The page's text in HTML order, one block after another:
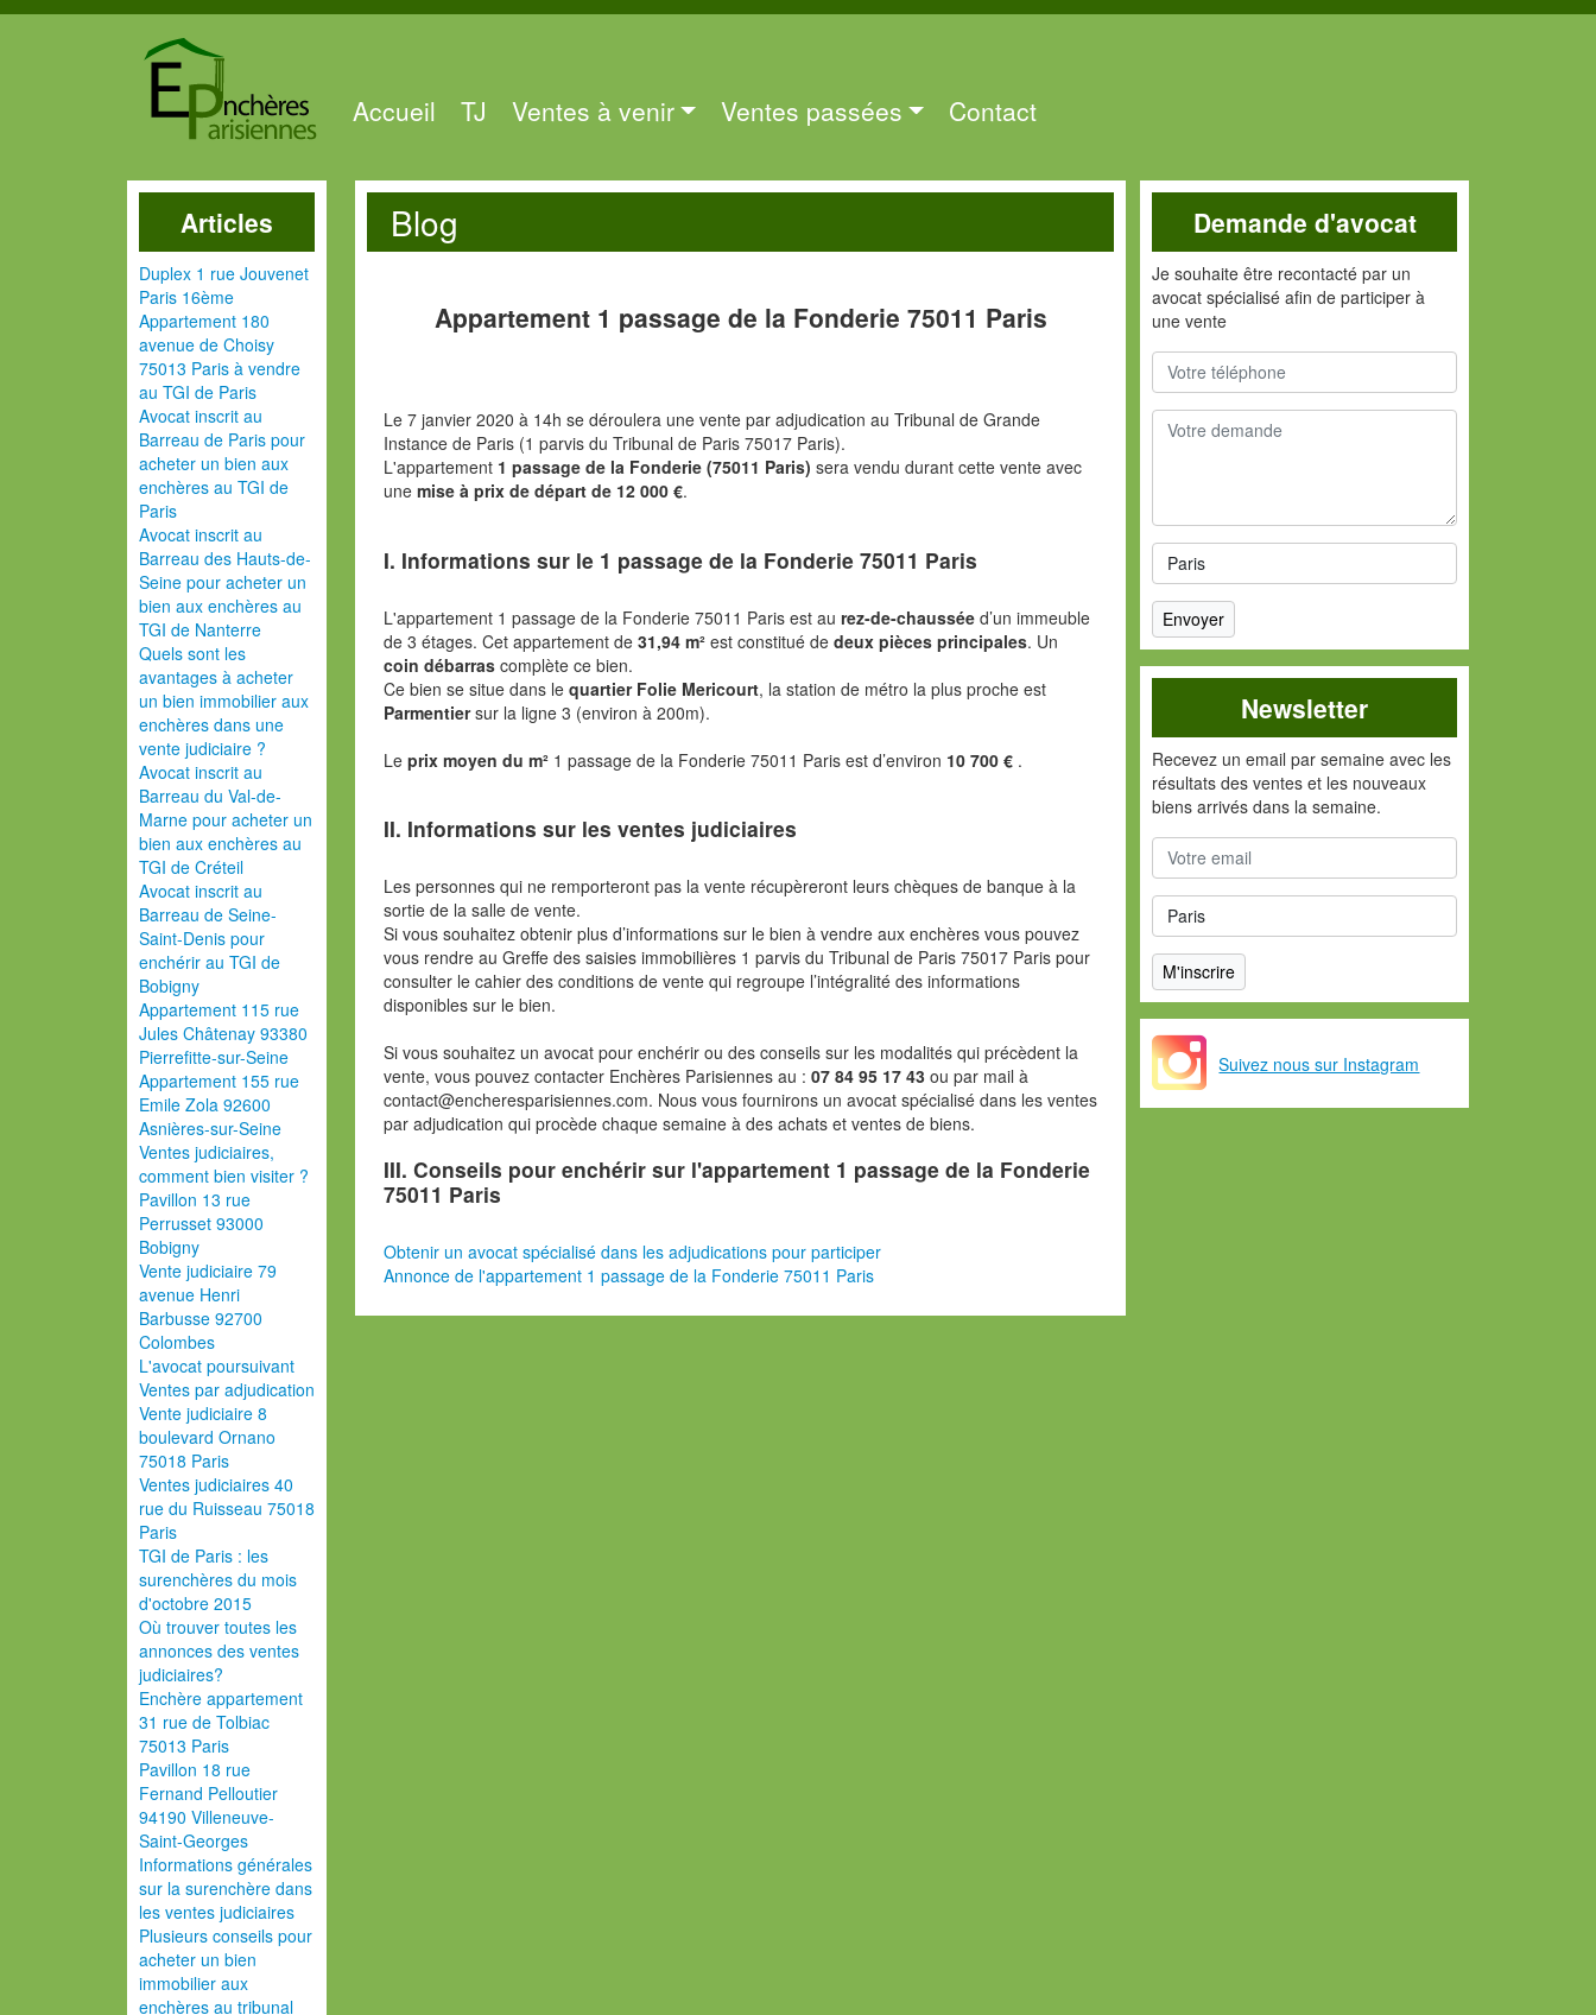
Accueil TJ Ventes à venir Ventes passées Contact
Articles
Duplex 1 rue Jouvenet
Paris 16ème
Appartement 180
avenue de Choisy
75013 Paris à vendre
au TGI de Paris
Avocat inscrit au
Barreau de Paris pour
acheter un bien aux
enchères au TGI de
Paris
Avocat inscrit au
Barreau des Hauts-de-
Seine pour acheter un
bien aux enchères au
TGI de Nanterre
Quels sont les
avantages à acheter
un bien immobilier aux
enchères dans une
vente judiciaire ?
Avocat inscrit au
Barreau du Val-de-
Marne pour acheter un
bien aux enchères au
TGI de Créteil
Avocat inscrit au
Barreau de Seine-
Saint-Denis pour
enchérir au TGI de
Bobigny
Appartement 115 rue
Jules Châtenay 93380
Pierrefitte-sur-Seine
Appartement 155 rue
Emile Zola 92600
Asnières-sur-Seine
Ventes judiciaires,
comment bien visiter ?
Pavillon 13 rue
Perrusset 93000
Bobigny
Vente judiciaire 79
avenue Henri
Barbusse 92700
Colombes
L'avocat poursuivant
Ventes par adjudication
Vente judiciaire 8
boulevard Ornano
75018 Paris
Ventes judiciaires 40
rue du Ruisseau 75018
Paris
TGI de Paris : les
surenchères du mois
d'octobre 2015
Où trouver toutes les
annonces des ventes
judiciaires?
Enchère appartement
31 rue de Tolbiac
75013 Paris
Pavillon 18 rue
Fernand Pelloutier
94190 Villeneuve-
Saint-Georges
Informations générales
sur la surenchère dans
les ventes judiciaires
Plusieurs conseils pour
acheter un bien
immobilier aux
enchères au tribunal
Blog
Appartement 1 passage de la Fonderie 75011 Paris
Le 7 janvier 2020 à 14h se déroulera une vente par adjudication au Tribunal de Grande
Instance de Paris (1 parvis du Tribunal de Paris 75017 Paris).
L'appartement 1 passage de la Fonderie (75011 Paris)sera vendu durant cette vente avec
unemise à prix de départ de 12 000 €.
I. Informations sur le 1 passage de la Fonderie 75011 Paris
L'appartement 1 passage de la Fonderie 75011 Paris est aurez-de-chausséed’un immeuble
de 3 étages. Cet appartement de31,94 m²est constitué dedeux pièces principales. Un
coin débarras complète ce bien.
Ce bien se situe dans lequartier Folie Mericourt, la station de métro la plus proche est
Parmentiersur la ligne 3 (environ à 200m).
Leprix moyen du m² 1 passage de la Fonderie 75011 Paris est d’environ 10 700 € .
II. Informations sur les ventes judiciaires
Les personnes qui ne remporteront pas la vente récupèreront leurs chèques de banque à la
sortie de la salle de vente.
Si vous souhaitez obtenir plus d’informations sur le bien à vendre aux enchères vous pouvez
vous rendre au Greffe des saisies immobilières 1 parvis du Tribunal de Paris 75017 Paris pour
consulter le cahier des conditions de vente qui regroupe l’intégralité des informations
disponibles sur le bien.
Si vous souhaitez un avocat pour enchérir ou des conseils sur les modalités qui précèdent la
vente, vous pouvez contacter Enchères Parisiennes au :07 84 95 17 43ou par mail à
contact@encheresparisiennes.com. Nous vous fournirons un avocat spécialisé dans les ventes
par adjudication qui procède chaque semaine à des achats et ventes de biens.
III. Conseils pour enchérir sur l'appartement 1 passage de la Fonderie
75011 Paris
Obtenir un avocat spécialisé dans les adjudications pour participer
Annonce de l'appartement 1 passage de la Fonderie 75011 Paris
Demande d'avocat
Je souhaite être recontacté par un
avocat spécialisé afin de participer à
une vente
Newsletter
Recevez un email par semaine avec les
résultats des ventes et les nouveaux
biens arrivés dans la semaine.
Suivez nous sur Instagram